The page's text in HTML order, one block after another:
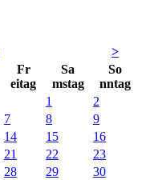
>
Fr
eitag
Sa
mstag
So
nntag
1
2
7 8
9
14 15
16
21 22
23
28 29
30